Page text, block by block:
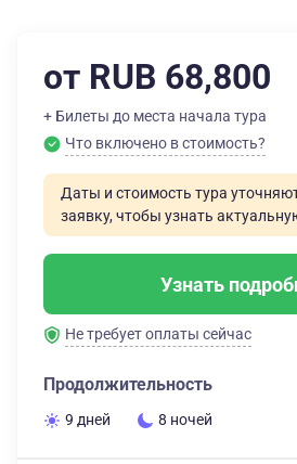
от RUB 68,800
+ Билеты до места начала тура
Что включено в стоимость?
Даты и стоимость тура
заявку, чтобы узнать
Узнать
Не требует оплаты сейчас
Продолжительность
9 дней 8 ночей